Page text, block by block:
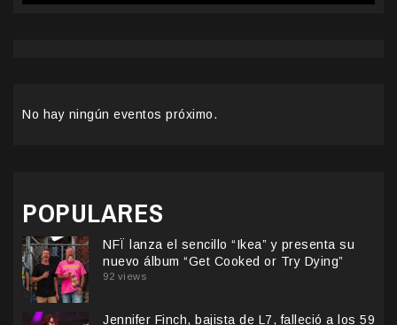
No hay ningún eventos próximo.
POPULARES
NFÏ lanza el sencillo “Ikea” y presenta su
nuevo álbum “Get Cooked or Try Dying”
92 views
Jennifer Finch, bajista de L7, falleció a los 59